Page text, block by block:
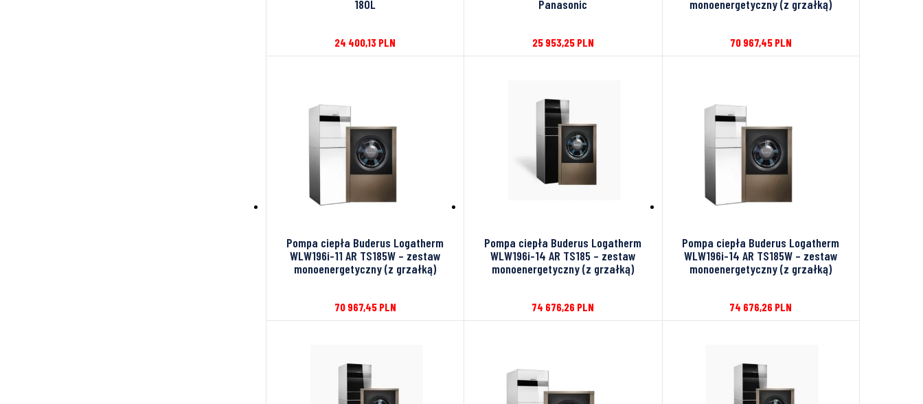
180L
24 400,13 PLN
Panasonic
25 953,25 PLN
monoenergetyczny (z grzałką)
70 967,45 PLN
Pompa ciepła Buderus Logatherm
WLW196i-11 AR TS185W – zestaw
monoenergetyczny (z grzałką)
70 967,45 PLN
Pompa ciepła Buderus Logatherm
WLW196i-14 AR TS185 – zestaw
monoenergetyczny (z grzałką)
74 676,26 PLN
Pompa ciepła Buderus Logatherm
WLW196i-14 AR TS185W – zestaw
monoenergetyczny (z grzałką)
74 676,26 PLN